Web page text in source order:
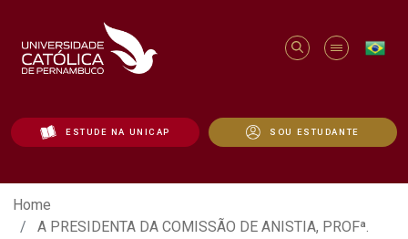
ESTUDE NA UNICAP SOU ESTUDANTE
A PRESIDENTA DA COMISSÃO DE
Home
A PRESIDENTA DA COMISSÃO DE ANISTIA, PROFª.